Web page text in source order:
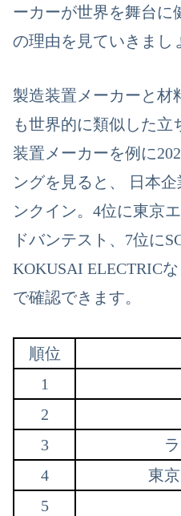
ーカーが世界を舞台に
の理由を見ていきまし
製造装置メーカーと材
も世界的に類似した立
装置メーカーを例に
ングを見ると、
日本
ンクイン。4位に東京
ドバンテスト、7位に
KOKUSAI ELECTRIC
で確認できます。
順位
1
2
3
4
東
5